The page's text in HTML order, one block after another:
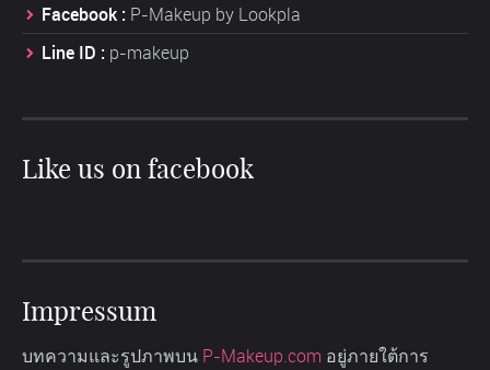
Facebook : P-Makeup by Lookpla
Line ID : p-makeup
Like us on facebook
Impressum
บทความและรูปภาพบน P-Makeup.com อยู่ภายใต้การ